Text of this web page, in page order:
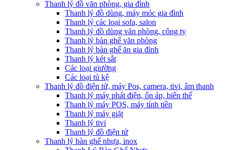
Thanh lý đồ văn phòng, gia đình
Thanh lý đồ dùng, máy móc gia đình
Thanh lý các loại sofa, salon
Thanh lý đồ dùng văn phòng, công ty
Thanh lý bàn ghế văn phòng
Thanh lý bàn ghế ăn gia đình
Thanh lý két sắt
Các loại giường
Các loại tủ kệ
Thanh lý đồ điện tử, máy Pos, camera, tivi, âm thanh
Thanh lý máy phát điện, ổn áp, biến thế
Thanh lý máy POS, máy tính tiền
Thanh lý máy giặt
Thanh lý tivi
Thanh lý đồ điện tử
Thanh lý bàn ghế nhựa, inox